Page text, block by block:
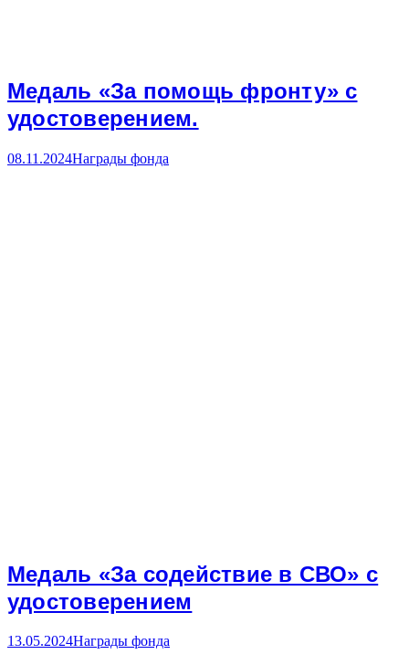
Медаль «За помощь фронту» с
удостоверением.
08.11.2024Награды фонда
Медаль «За содействие в СВО» с
удостоверением
13.05.2024Награды фонда